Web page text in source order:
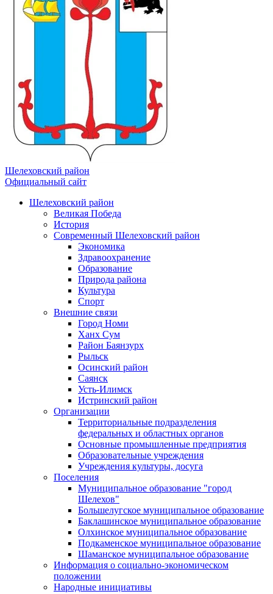
Шелеховский район
Официальный сайт
Шелеховский район
Великая Победа
История
Современный Шелеховский район
Экономика
Здравоохранение
Образование
Природа района
Культура
Спорт
Внешние связи
Город Номи
Ханх Сум
Район Баянзурх
Рыльск
Осинский район
Саянск
Усть-Илимск
Истринский район
Организации
Территориальные подразделения
федеральных и областных органов
Основные промышленные предприятия
Образовательные учреждения
Учреждения культуры, досуга
Поселения
Муниципальное образование "город
Шелехов"
Большелугское муниципальное образование
Баклашинское муниципальное образование
Олхинское муниципальное образование
Подкаменское муниципальное образование
Шаманское муниципальное образование
Информация о социально-экономическом
положении
Народные инициативы